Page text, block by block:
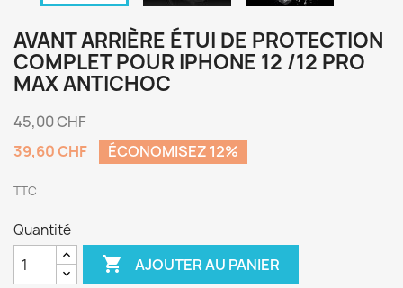
AVANT ARRIÈRE ÉTUI DE PROTECTION
COMPLET POUR IPHONE 12 /12 PRO
MAX ANTICHOC
45,00 CHF
39,60 CHF
ÉCONOMISEZ 12%
TTC
Quantité
 AJOUTER AU PANIER